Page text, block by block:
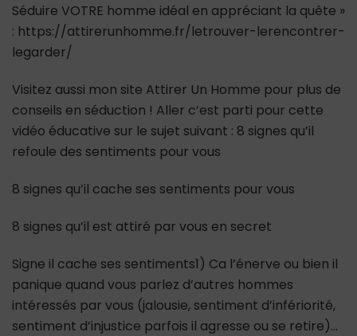
Séduire VOTRE homme idéal en appréciant la quête »
: https://attirerunhomme.fr/letrouver-lerencontrer-
legarder/
Visitez aussi mon site Attirer Un Homme pour plus de
conseils en séduction ! Aller c’est parti pour cette
vidéo éducative sur le sujet suivant : 8 signes qu’il
refoule des sentiments pour vous
8 signes qu’il cache ses sentiments pour vous
8 signes qu’il est attiré par vous en secret
Signe il cache ses sentiments1) Ca l’énerve ou bien il
panique quand vous parlez d’autres hommes
intéressés par vous (jalousie, sentiment d’infériorité,
sentiment d’injustice parfois il agresse ou se retire)…